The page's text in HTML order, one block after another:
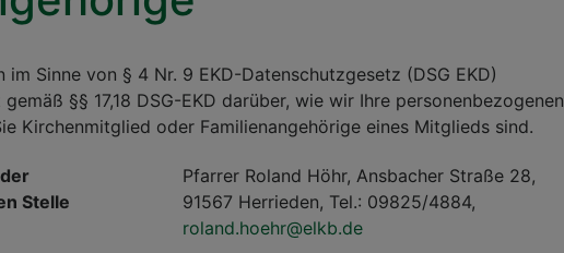
Sinne von § 4 Nr. 9 EKD-Datenschutzgesetz (DSG EKD)
§§ 17,18 DSG-EKD darüber, wie wir Ihre personenbezogenen
Kirchenmitglied oder Familienangehörige eines Mitglieds sind.
Stelle
Pfarrer Roland Höhr, Ansbacher Straße 28,
91567 Herrieden, Tel.: 09825/4884,
roland.hoehr@elkb.de